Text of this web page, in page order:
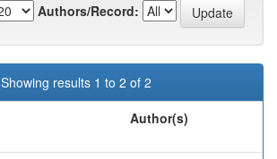
Authors/Record:
Showing results 1 to 2 of 2
Author(s)